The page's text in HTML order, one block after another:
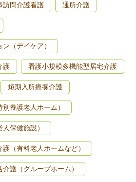
訪問介護看護 通所介護
（デイケア）
護 看護小規模多機能型居宅介護
短期入所療養介護
養護老人ホーム）
保健施設）
（有料老人ホームなど）
護（グループホーム）